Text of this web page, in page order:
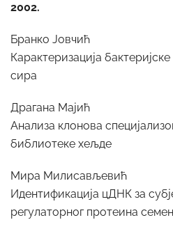
2002.
Бранко Јовчић
Карактеризација
сира
Драгана Мајић
Анализа клонова
библиотеке хељде
Мира Милисављевић
Идентификација цДНК за
регулаторног протеина